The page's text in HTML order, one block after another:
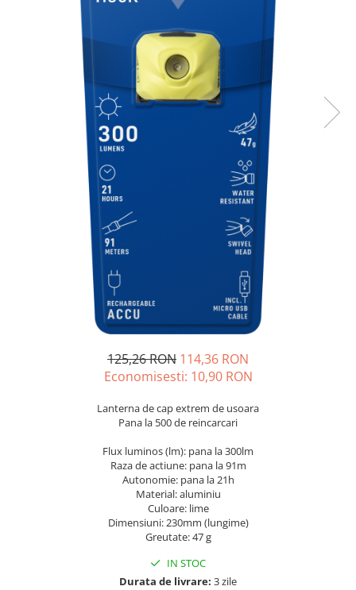
Sisteme de management (BMS)
Redresoare, incarcatoare si testere
Redresoare auto, moto, barci si
125,26 RON 114,36 RON
Economisesti: 10,90 RON
Lanterna de cap extrem de usoara
Pana la 500 de reincarcari
Flux luminos (lm): pana la 300lm
Raza de actiune: pana la 91m
Autonomie: pana la 21h
Material: aluminiu
Culoare: lime
Dimensiuni: 230mm (lungime)
Greutate: 47 g
IN STOC
Durata de livrare: 3 zile